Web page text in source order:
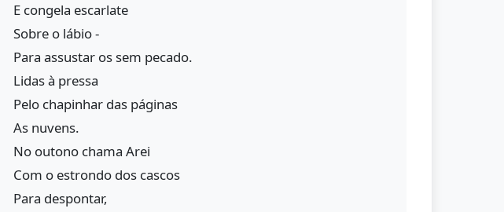
E congela escarlate
Sobre o lábio -
Para assustar os sem pecado.
Lidas à pressa
Pelo chapinhar das páginas
As nuvens.
No outono chama Arei
Com o estrondo dos cascos
Para despontar,